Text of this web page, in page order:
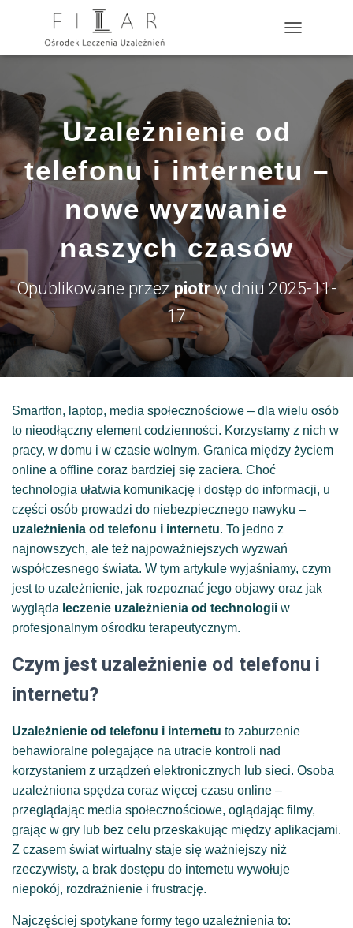
R
A
A
C
J
Ę
Uzależnienie od
telefonu i internetu –
nowe wyzwanie
naszych czasów
Opublikowane przezpiotrw dniu 2025-11-
17
Smartfon, laptop, media społecznościowe – dla wielu osób
to nieodłączny element codzienności. Korzystamy z nich w
pracy, w domu i w czasie wolnym. Granica między życiem
online a offline coraz bardziej się zaciera. Choć
technologia ułatwia komunikację i dostęp do informacji, u
części osób prowadzi do niebezpiecznego nawyku –
uzależnienia od telefonu i internetu. To jedno z
najnowszych, ale też najpoważniejszych wyzwań
współczesnego świata. W tym artykule wyjaśniamy, czym
jest to uzależnienie, jak rozpoznać jego objawy oraz jak
wygląda leczenie uzależnienia od technologii w
profesjonalnym ośrodku terapeutycznym.
Czym jest uzależnienie od telefonu i
internetu?
Uzależnienie od telefonu i internetu to zaburzenie
behawioralne polegające na utracie kontroli nad
korzystaniem z urządzeń elektronicznych lub sieci. Osoba
uzależniona spędza coraz więcej czasu online –
przeglądając media społecznościowe, oglądając filmy,
grając w gry lub bez celu przeskakując między aplikacjami.
Z czasem świat wirtualny staje się ważniejszy niż
rzeczywisty, a brak dostępu do internetu wywołuje
niepokój, rozdrażnienie i frustrację.
Najczęściej spotykane formy tego uzależnienia to: